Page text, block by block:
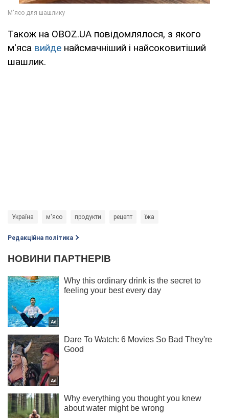
Також на OBOZ.UA повідомлялося, з якого
м'яса вийде найсмачніший і найсоковитіший
шашлик.
Україна м'ясо продукти рецепт їжа
Редакційна політика